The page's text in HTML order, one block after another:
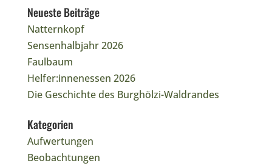
Neueste Beiträge
Natternkopf
Sensenhalbjahr 2026
Faulbaum
Helfer:innenessen 2026
Die Geschichte des Burghölzi-Waldrandes
Kategorien
Aufwertungen
Beobachtungen